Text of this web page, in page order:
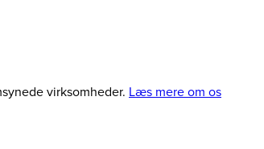
virksomheder. Læs mere om os